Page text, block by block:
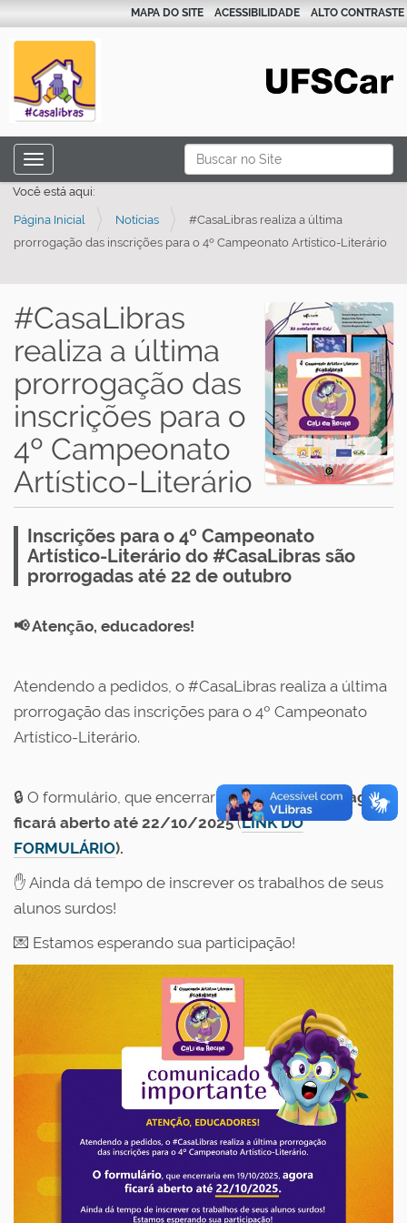
Busca
Busca Avançada…
MAPA DO SITE ACESSIBILIDADE ALTO CONTRASTE
Toggle navigation
Você está aqui:
Página Inicial Notícias
#CasaLibras realiza a última
prorrogação das inscrições para o 4º Campeonato Artístico-Literário
#CasaLibras
realiza a última
prorrogação das
inscrições para o
4º Campeonato
Artístico-Literário
Inscrições para o 4º Campeonato
Artístico-Literário do #CasaLibras são
prorrogadas até 22 de outubro
📢 Atenção, educadores!
Atendendo a pedidos, o #CasaLibras realiza a última
prorrogação das inscrições para o 4º Campeonato
Artístico-Literário.
🔒 O formulário, que encerraria em 19/10/2025, agora
ficará aberto até 22/10/2025(LINK DO
FORMULÁRIO).
✋ Ainda dá tempo de inscrever os trabalhos de seus
alunos surdos!
💌 Estamos esperando sua participação!